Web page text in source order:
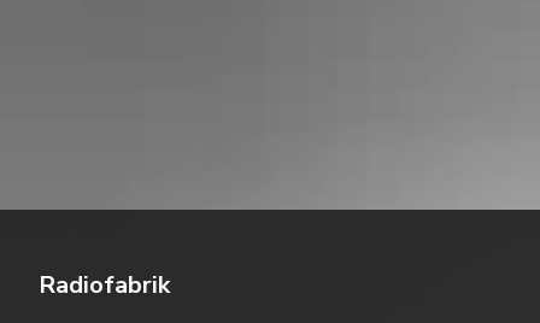
Radiofabrik